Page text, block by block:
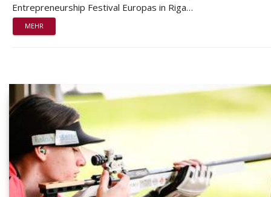
Entrepreneurship Festival Europas in Riga…
MEHR